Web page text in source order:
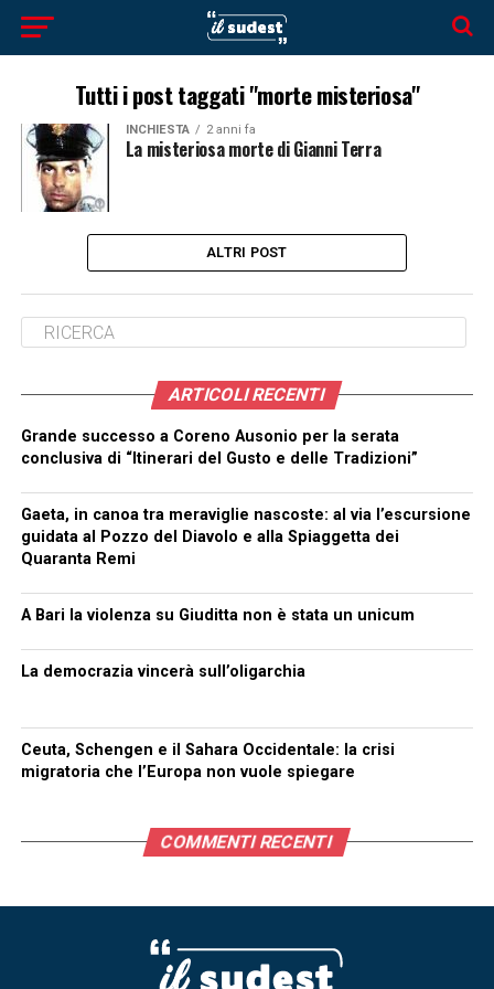
Tutti i post taggati "morte misteriosa"
INCHIESTA 2 anni fa
La misteriosa morte di Gianni Terra
ALTRI POST
ARTICOLI RECENTI
Grande successo a Coreno Ausonio per la serata
conclusiva di “Itinerari del Gusto e delle Tradizioni”
Gaeta, in canoa tra meraviglie nascoste: al via l’escursione
guidata al Pozzo del Diavolo e alla Spiaggetta dei
Quaranta Remi
A Bari la violenza su Giuditta non è stata un unicum
La democrazia vincerà sull’oligarchia
Ceuta, Schengen e il Sahara Occidentale: la crisi
migratoria che l’Europa non vuole spiegare
COMMENTI RECENTI